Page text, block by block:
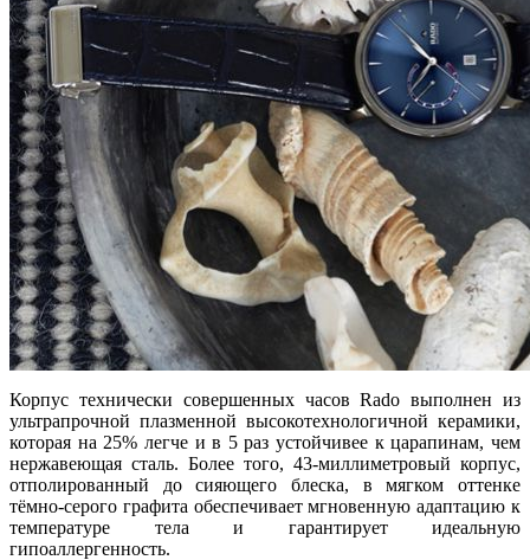
Корпус технически совершенных часовRadoвыполнен из
ультрапрочной плазменной высокотехнологичной керамики,
которая на 25% легче и в 5 раз устойчивее к царапинам, чем
нержавеющая сталь. Более того, 43-миллиметровый корпус,
отполированный до сияющего блеска, в мягком оттенке
тёмно-серого графита обеспечивает мгновенную адаптацию к
температуре тела и гарантирует идеальную
гипоаллергенность.